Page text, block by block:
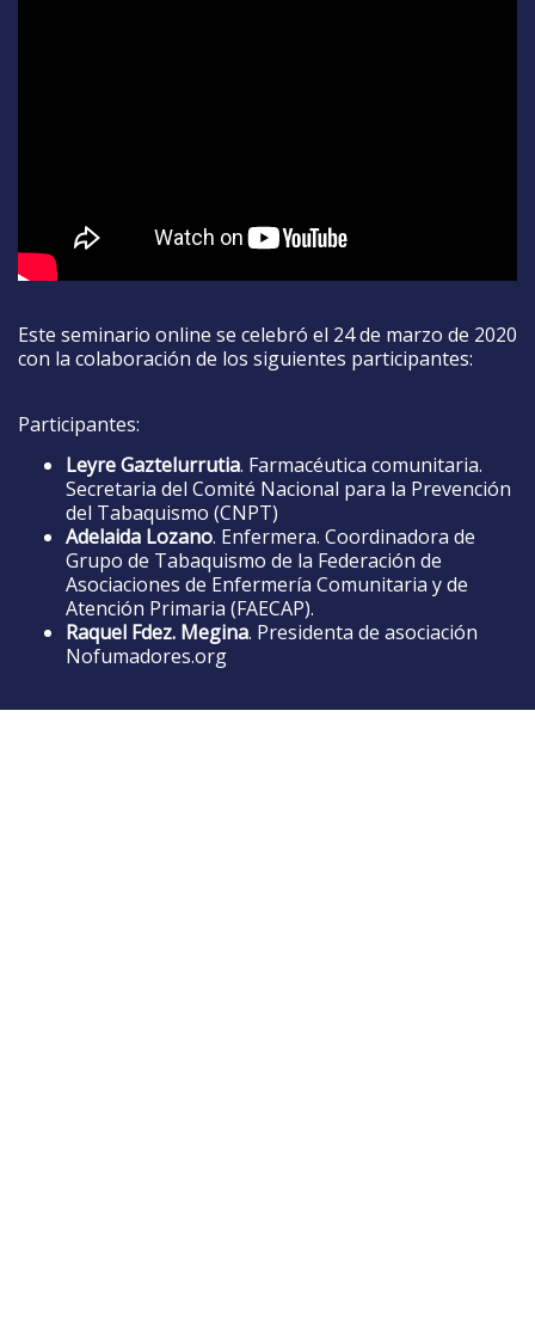
Este seminario online se celebró el 24 de marzo de 2020
con la colaboración de los siguientes participantes:
Participantes:
Leyre Gaztelurrutia. Farmacéutica comunitaria.
Secretaria del Comité Nacional para la Prevención
del Tabaquismo (CNPT)
Adelaida Lozano. Enfermera. Coordinadora de
Grupo de Tabaquismo de la Federación de
Asociaciones de Enfermería Comunitaria y de
Atención Primaria (FAECAP).
Raquel Fdez. Megina. Presidenta de asociación
Nofumadores.org